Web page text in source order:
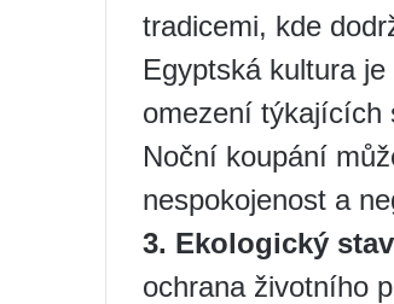
tradicemi, kde
Egyptská kultura
omezení týkajících
Noční koupání
nespokojenost a
3. Ekologický
ochrana životního